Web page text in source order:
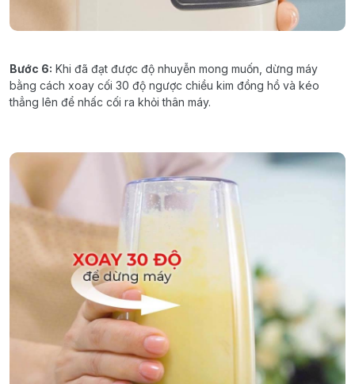
Bước 6: Khi đã đạt được độ nhuyễn mong muốn dừng máy
bằng cách xoay cối 30 độ ngược chiều kim đồng hồ và kéo
thẳng lên để nhấc cối ra khỏi thân máy.